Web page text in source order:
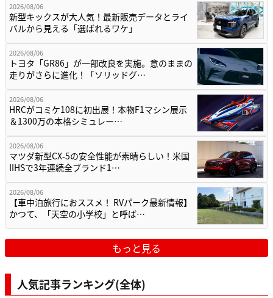
2026/08/06
新型キックスが大人気！最新販売データとライ
バルから見える「選ばれるワケ」
2026/08/06
トヨタ「GR86」が一部改良を実施。意のままの
走りがさらに進化！「ソリッドグ…
2026/08/06
HRCがコミケ108に初出展！本物F1マシン展示
＆1300万の本格シミュレー…
2026/08/06
マツダ新型CX-5の安全性能が素晴らしい！米国
IIHSで3年連続全ブランド1…
2026/08/06
【車中泊旅行におススメ！ RVパーク最新情報】
かつて、「天空の小学校」と呼ば…
もっと見る
人気記事ランキング(全体)